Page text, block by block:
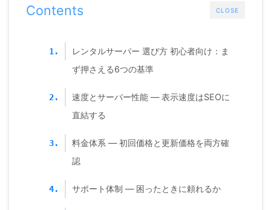
CLOSE
Contents
1.
レンタルサーバー 選び方 初心者向け：ま
ず押さえる6つの基準
2.
速度とサーバー性能 — 表示速度はSEOに
直結する
3.
料金体系 — 初回価格と更新価格を両方確
認
4. サポート体制 — 困ったときに頼れるか